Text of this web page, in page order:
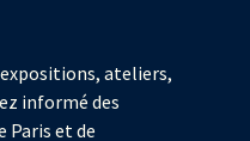
ateliers,
informé des
Paris et de